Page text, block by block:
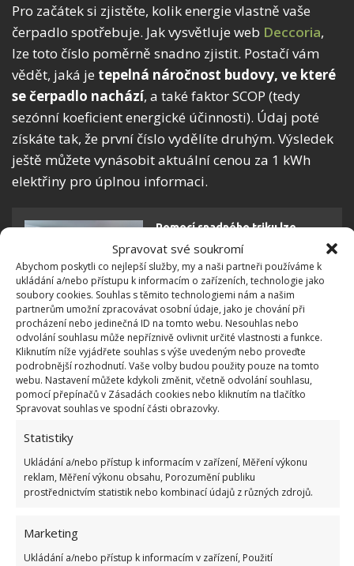
Spravovat své soukromí
Abychom poskytli co nejlepší služby, my a naši partneři používáme k
ukládání a/nebo přístupu k informacím o zařízeních, technologie jako
soubory cookies. Souhlas s těmito technologiemi nám a našim
partnerům umožní zpracovávat osobní údaje, jako je chování při
procházení nebo jedinečná ID na tomto webu. Nesouhlas nebo
odvolání souhlasu může nepříznivě ovlivnit určité vlastnosti a funkce.
Kliknutím níže vyjádřete souhlas s výše uvedeným nebo proveďte
podrobnější rozhodnutí. Vaše volby budou použity pouze na tomto
webu. Nastavení můžete kdykoli změnit, včetně odvolání souhlasu,
pomocí přepínačů v Zásadách cookies nebo kliknutím na tlačítko
Spravovat souhlas ve spodní části obrazovky.
Statistiky
Ukládání a/nebo přístup k informacím v zařízení, Měření výkonu
reklam, Měření výkonu obsahu, Porozumění publiku
prostřednictvím statistik nebo kombinací údajů z různých zdrojů.
Marketing
Ukládání a/nebo přístup k informacím v zařízení, Použití
Pro začátek si zjistěte, kolik energie vlastně vaše
čerpadlo spotřebuje. Jak vysvětluje web Deccoria,
lze toto číslo poměrně snadno zjistit. Postačí vám
vědět, jaká je tepelná náročnost budovy, ve které
se čerpadlo nachází, a také faktor SCOP (tedy
sezónní koeficient energické účinnosti). Údaj poté
získáte tak, že první číslo vydělíte druhým. Výsledek
ještě můžete vynásobit aktuální cenou za 1 kWh
elektřiny pro úplnou informaci.
Pomocí snadného triku lze
levnějšího vytápění. Stačí využít
alobal
Pokud zjištěná hodnota nespadá do rozmezí 2 000
až 3 000 kWh na 100 m2plochy, do kterého se vejde
průměrný dům, je možné s tím do určité míry
pracovat. Aby tepelné čerpadlo fungovalo efektivně
bez vysoké spotřeby energie, je potřeba pracovat s:
správnou regulací teploty v domě,
kvalitou čerpadla,
topným systémem v domě,
Správnou kombinací těchto řešení lze dosáhnout